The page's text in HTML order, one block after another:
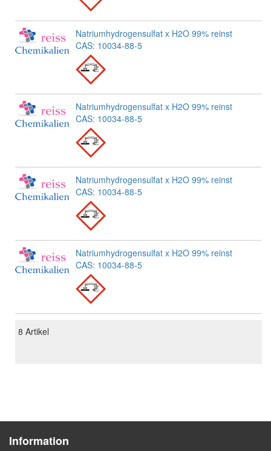
Natriumhydrogensulfat x H2O 99% reinst
CAS: 10034-88-5
Natriumhydrogensulfat x H2O 99% reinst
CAS: 10034-88-5
Natriumhydrogensulfat x H2O 99% reinst
CAS: 10034-88-5
Natriumhydrogensulfat x H2O 99% reinst
CAS: 10034-88-5
8 Artikel
Information